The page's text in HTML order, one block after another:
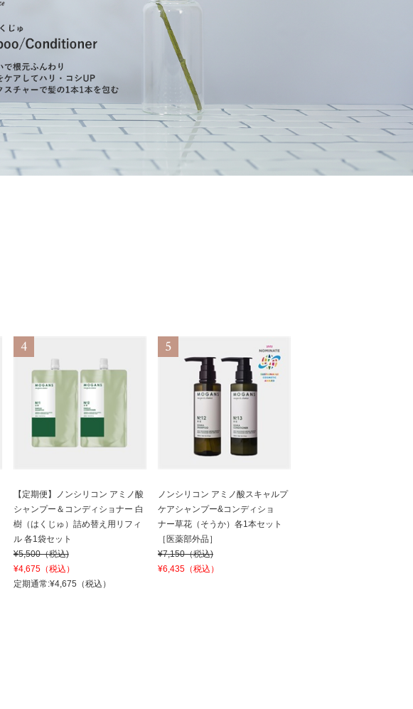
【定期便】ノンシリコン アミノ酸
シャンプー＆コンディショナー 白
樹（はくじゅ）詰め替え用リフィ
ル 各1袋セット
¥5,500（税込)
¥4,675（税込）
定期通常:¥4,675（税込）
ノンシリコン アミノ酸スキャルプ
ケアシャンプー&コンディショ
ナー草花（そうか）各1本セット
［医薬部外品］
¥7,150（税込)
¥6,435（税込）